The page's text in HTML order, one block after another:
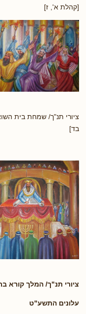
[קהלת א', ז]
ציורי תנ"ך/ שמחת בית
בד]
ציורי תנ"ך/ המלך קורא
עלונים התשע"ט